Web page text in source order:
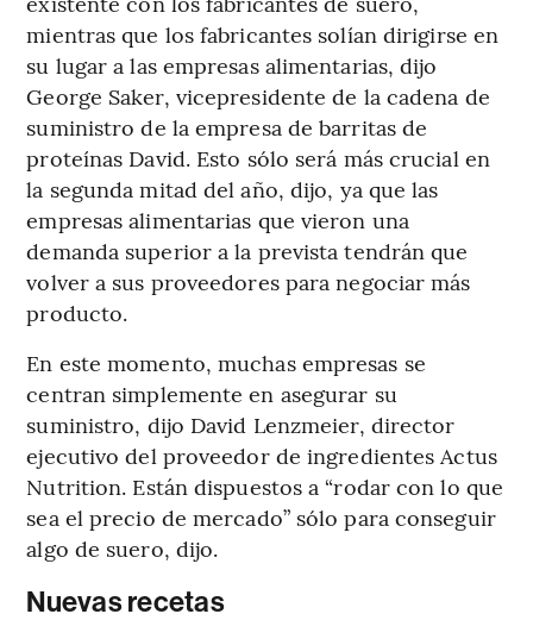
mientras que los fabricantes solían dirigirse en
su lugar a las empresas alimentarias, dijo
George Saker, vicepresidente de la cadena de
suministro de la empresa de barritas de
proteínas David. Esto sólo será más crucial en
la segunda mitad del año, dijo, ya que las
empresas alimentarias que vieron una
demanda superior a la prevista tendrán que
volver a sus proveedores para negociar más
producto.
En este momento, muchas empresas se
centran simplemente en asegurar su
suministro, dijo David Lenzmeier, director
ejecutivo del proveedor de ingredientes Actus
Nutrition. Están dispuestos a “rodar con lo que
sea el precio de mercado” sólo para conseguir
algo de suero, dijo.
Nuevas recetas